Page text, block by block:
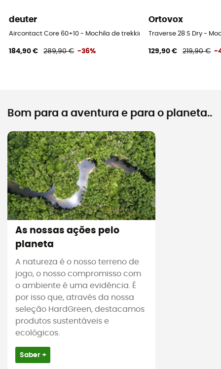
deuter
Aircontact Core 60+10 - Mochila de trekking homem
184,90 € 289,90 € -36%
Ortovox
Traverse 28 S Dry -
129,90 € 219,90 € -
Bom para a aventura e para o planeta..
As nossas ações pelo
planeta
A natureza é o nosso terreno de
jogo, o nosso compromisso com
o ambiente é uma evidência. É
por isso que, através da nossa
seleção HardGreen, destacamos
produtos sustentáveis e
ecológicos.
Saber +